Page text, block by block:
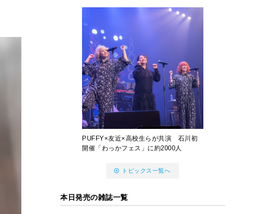
PUFFY×友近×高校生らが共演 石川初
開催「わっかフェス」に約2000人
トピックス一覧へ
本日発売の雑誌一覧